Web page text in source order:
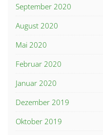
September 2020
August 2020
Mai 2020
Februar 2020
Januar 2020
Dezember 2019
Oktober 2019